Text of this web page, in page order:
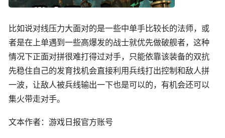
比如说对线压力大面对的是一些中单手比较长的法师，或
者是在上单遇到一些高爆发的战士就优先做破舰者，这种
情况下正面对拼很难打得过对手，只能依靠该装备的双抗
先稳住自己的发育找机会直接利用兵线打出控制和敌人拼
一波，让敌人被兵线输出一下也是可以的，有机会还可以
集火带走对手。
文本作者：游戏日报官方账号